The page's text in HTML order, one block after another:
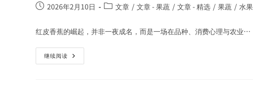
2026年2月10日 文章 / 文章 - 果蔬 / 文章 - 精选 / 果蔬 / 水果
红皮香蕉的崛起，并非一夜成名，而是一场在品种、消费心理与农业…
继续阅读